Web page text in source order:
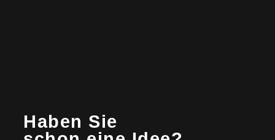
Haben Sie